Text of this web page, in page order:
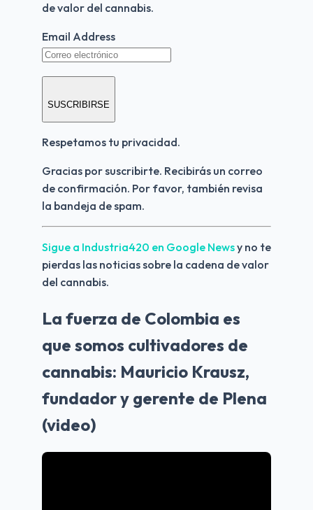
de valor del cannabis.
Email Address
SUSCRIBIRSE
Respetamos tu privacidad.
Gracias por suscribirte. Recibirás un correo
de confirmación. Por favor, también revisa
la bandeja de spam.
Sigue a Industria420 en Google News y no te
pierdas las noticias sobre la cadena de valor
del cannabis.
La fuerza de Colombia es
que somos cultivadores de
cannabis: Mauricio Krausz,
fundador y gerente de Plena
(video)